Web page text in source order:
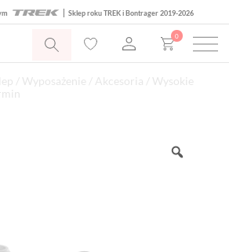
Sklep roku TREK i Bontrager 2019-2026
0
Wyposażenie Akcesoria / Wysokie